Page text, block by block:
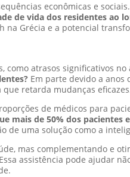
econômicas e sociais.
de vida dos residentes ao
Grécia e a potencial
atrasos significativos no
Em parte devido a anos
retarda mudanças
de médicos para
mais de 50% dos pacientes
de uma solução como a
mas complementando e
Essa assistência pode ajudar